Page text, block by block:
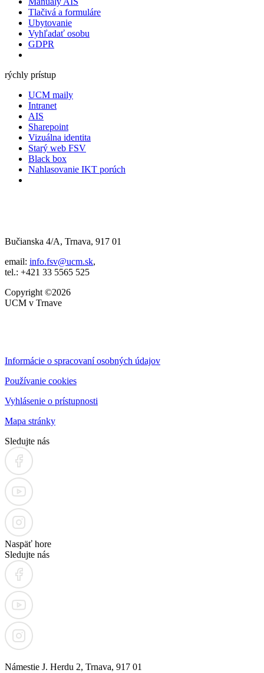
Tlačivá a formuláre
Ubytovanie
Vyhľadať osobu
GDPR
rýchly prístup
UCM maily
Intranet
AIS
Sharepoint
Vizuálna identita
Starý web FSV
Black box
Nahlasovanie IKT porúch
Bučianska 4/A, Trnava, 917 01
email: info.fsv@ucm.sk,
tel.: +421 33 5565 525
Copyright ©2026
UCM v Trnave
Informácie o spracovaní osobných údajov
Používanie cookies
Vyhlásenie o prístupnosti
Mapa stránky
Sledujte nás
Naspäť hore
Sledujte nás
Námestie J. Herdu 2, Trnava, 917 01